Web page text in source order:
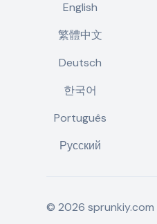
English
繁體中文
Deutsch
한국어
Português
Русский
© 2026 sprunkiy.com